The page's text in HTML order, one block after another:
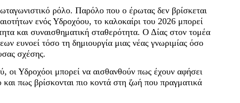
ρόλο. Παρόλο που ο έρωτας δεν βρίσκεται
ενός Υδροχόου, το καλοκαίρι του 2026 μπορεί
και συναισθηματική σταθερότητα. Ο Δίας στον τομέα
ευνοεί τόσο τη δημιουργία μιας νέας γνωριμίας όσο
σχέσης.
οι Υδροχόοι μπορεί να αισθανθούν πως έχουν αφήσει
πως βρίσκονται πιο κοντά στη ζωή που πραγματικά